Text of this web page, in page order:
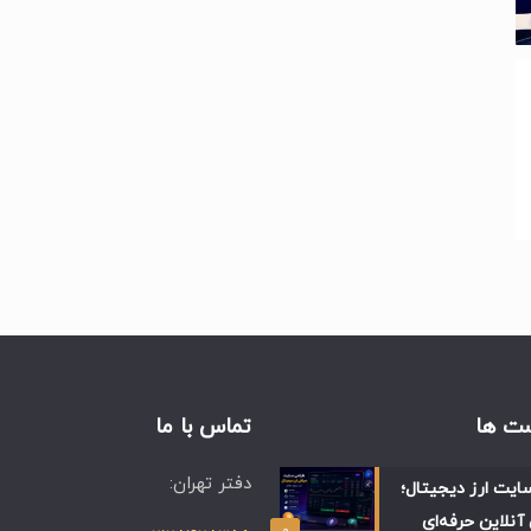
ها
ارز دیجیتال؛
حرفه‌ای
تماس با ما
دفتر تهران: